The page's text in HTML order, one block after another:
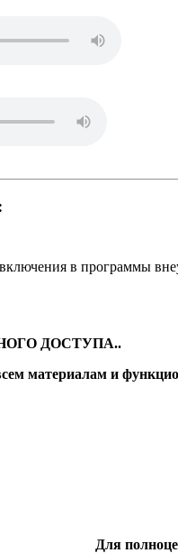
в программы
ДОСТУПА..
материалам и
Для